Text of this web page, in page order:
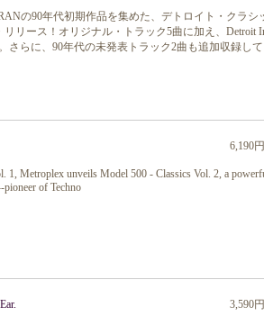
の90年代初期作品を集めた、デトロイト・クラシ
リリース！オリジナル・トラック5曲に加え、Detroit
さらに、90年代の未発表トラック2曲も追加収録し
6,190
1, Metroplex unveils Model 500 - Classics Vol. 2, a
of Techno
3,590